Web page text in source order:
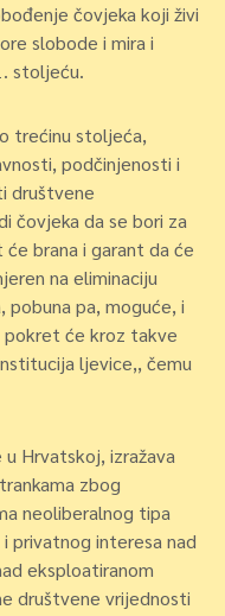
čovjeka koji živi
slobode i mira i
stoljeću.
trećinu stoljeća,
podčinjenosti i
društvene
čovjeka da se bori za
brana i garant da će
na eliminaciju
pa, moguće, i
pokret će kroz takve
ljevice,, čemu
Hrvatskoj, izražava
zbog
neoliberalnog tipa
privatnog interesa nad
eksploatiranom
društvene vrijednosti